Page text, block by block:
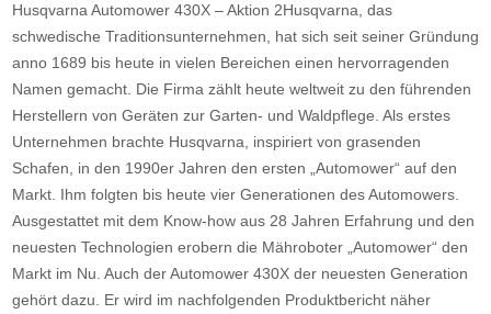
Husqvarna Automower 430X – Aktion 2Husqvarna, das
schwedische Traditionsunternehmen, hat sich seit seiner Gründung
anno 1689 bis heute in vielen Bereichen einen hervorragenden
Namen gemacht. Die Firma zählt heute weltweit zu den führenden
Herstellern von Geräten zur Garten- und Waldpflege. Als erstes
Unternehmen brachte Husqvarna, inspiriert von grasenden
Schafen, in den 1990er Jahren den ersten „Automower“ auf den
Markt. Ihm folgten bis heute vier Generationen des Automowers.
Ausgestattet mit dem Know-how aus 28 Jahren Erfahrung und den
neuesten Technologien erobern die Mähroboter „Automower“ den
Markt im Nu. Auch der Automower 430X der neuesten Generation
gehört dazu. Er wird im nachfolgenden Produktbericht näher